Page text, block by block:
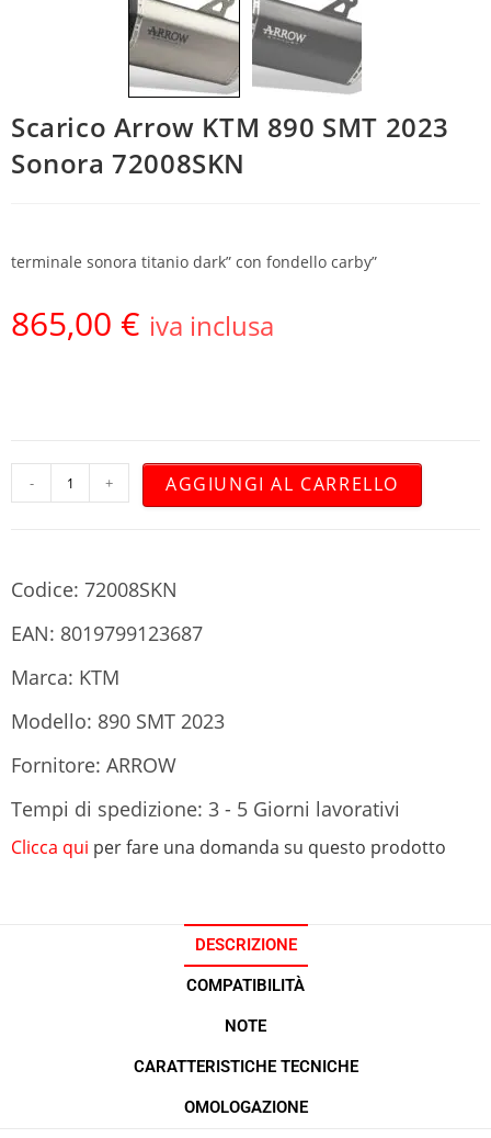
Scarico Arrow KTM 890 SMT 2023
Sonora 72008SKN
terminale sonora titanio dark” con fondello carby”
865,00 € iva inclusa
- + AGGIUNGI AL CARRELLO
Codice: 72008SKN
EAN: 8019799123687
Marca: KTM
Modello: 890 SMT 2023
Fornitore: ARROW
Tempi di spedizione: 3 - 5 Giorni lavorativi
Clicca qui per fare una domanda su questo prodotto
DESCRIZIONE
COMPATIBILITÀ
NOTE
CARATTERISTICHE TECNICHE
OMOLOGAZIONE